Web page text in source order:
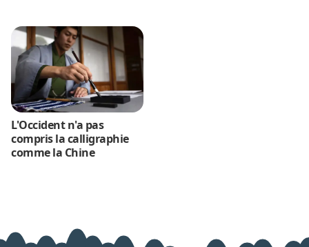
L'Occident n'a pas
compris la calligraphie
comme la Chine